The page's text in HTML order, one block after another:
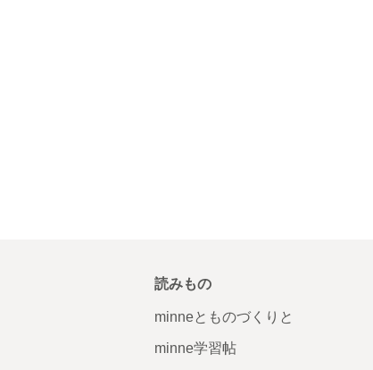
読みもの
minneとものづくりと
minne学習帖